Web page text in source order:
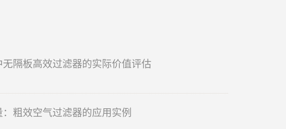
隔板高效过滤器的实际价值评估
粗效空气过滤器的应用实例